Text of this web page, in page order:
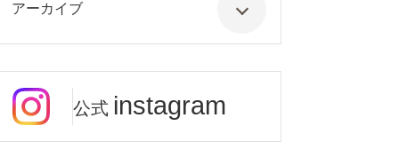
アーカイブ
公式 instagram